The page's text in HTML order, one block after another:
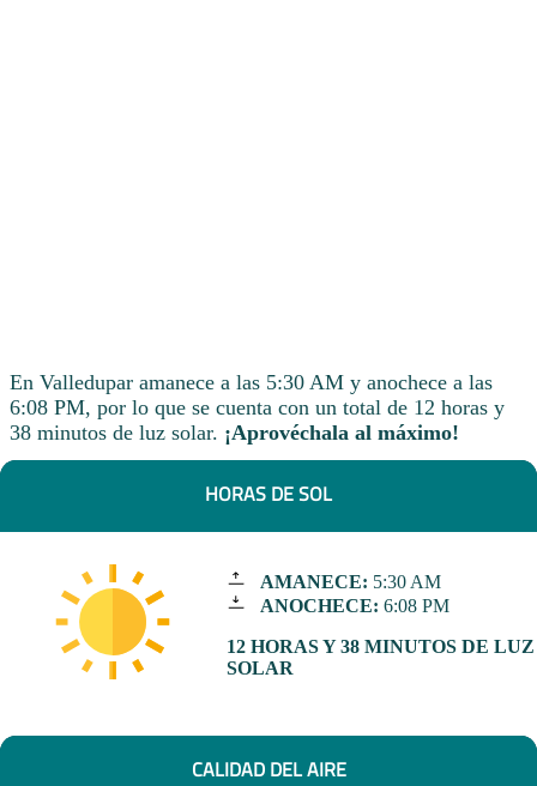
En Valledupar amanece a las 5:30 AM y anochece a las
6:08 PM, por lo que se cuenta con un total de 12 horas y
38 minutos de luz solar. ¡Aprovéchala al máximo!
HORAS DE SOL
AMANECE: 5:30 AM
ANOCHECE: 6:08 PM
12 HORAS Y 38 MINUTOS DE LUZ
SOLAR
CALIDAD DEL AIRE